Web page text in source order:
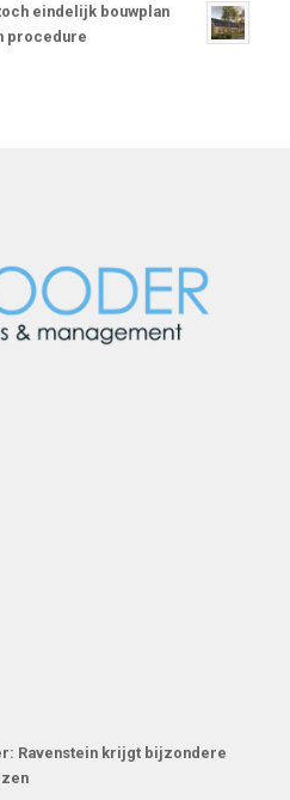
eindelijk bouwplan
procedure
Ravenstein krijgt bijzondere